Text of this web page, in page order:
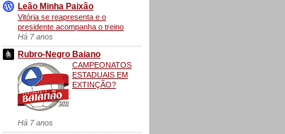
Leão Minha Paixão
Vitória se reapresenta e o
presidente acompanha o treino
Há 7 anos
Rubro-Negro Baiano
CAMPEONATOS
ESTADUAIS EM
EXTINÇÃO?
Há 7 anos